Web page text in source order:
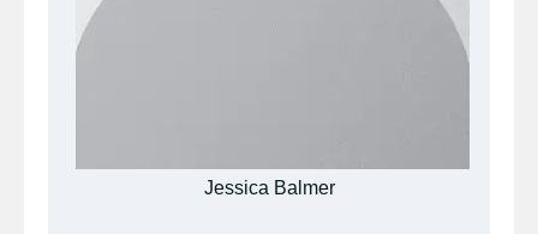
Jessica Balmer